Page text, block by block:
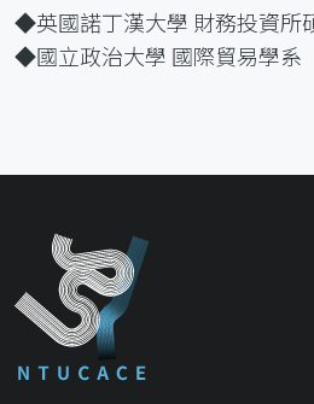
◆英國諾丁漢大學 財務投資所
◆國立政治大學 國際貿易學系